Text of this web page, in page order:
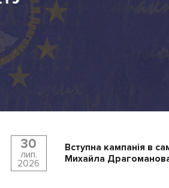
30
лип.
2026
Вступна кампанія в
Михайла Драгоманова